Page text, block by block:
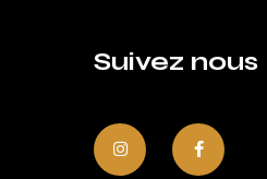
Suivez nous